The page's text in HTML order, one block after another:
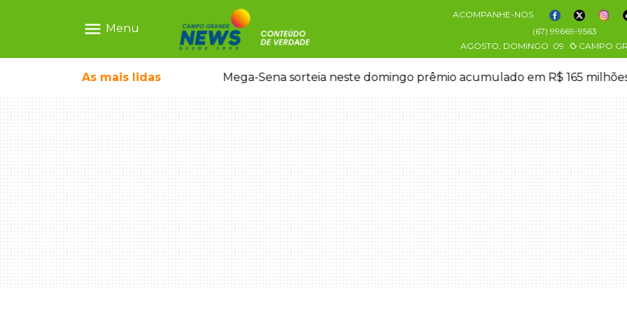
menu Menu
ACOMPANHE-NOS
(67) 99669-9563
AGOSTO, DOMINGO 09 CAMPO
As mais lidas
em sequestro de bebê na Capital Mega-Sena sorteia neste domingo prêmio acumulado em R$ 165